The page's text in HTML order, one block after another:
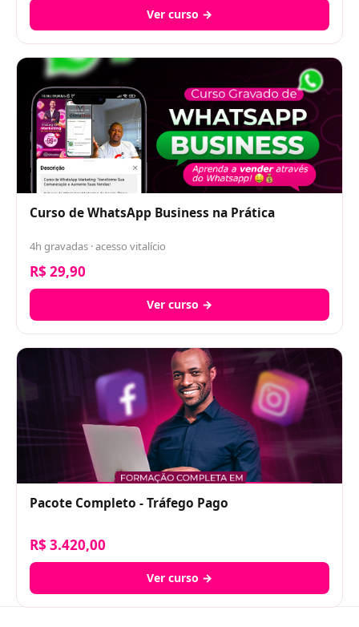
Ver curso →
Curso de WhatsApp Business na Prática
4h gravadas · acesso vitalício
R$ 29,90
Ver curso →
Pacote Completo - Tráfego Pago
R$ 3.420,00
Ver curso →